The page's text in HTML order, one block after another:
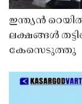
ഇന്ത്യൻ
ലക്ഷങ്ങൾ
കേസെടുത്തു